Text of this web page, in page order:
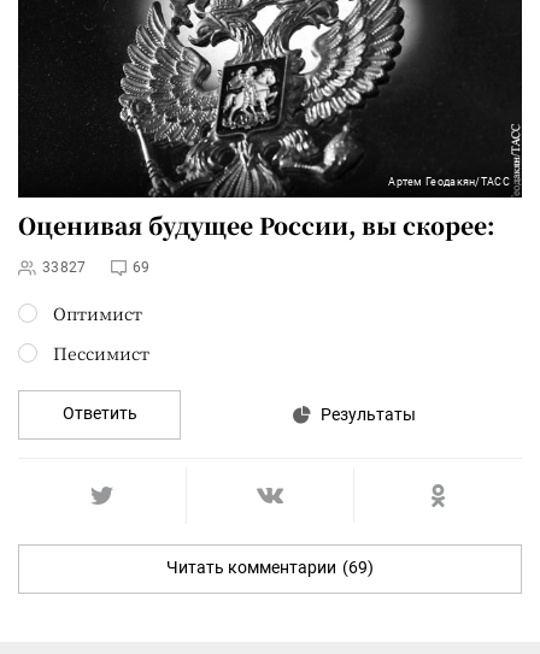
Артем Геодакян/ТАСС
Оценивая будущее России, вы скорее:
33827 69
Оптимист
Пессимист
Ответить Результаты
Читать комментарии (69)